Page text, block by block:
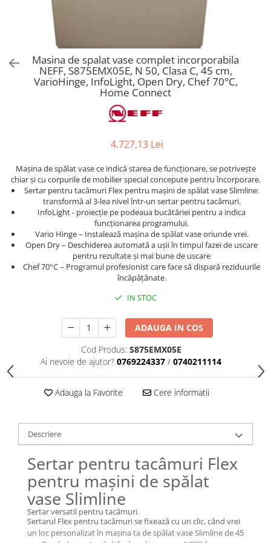
Aspiratoare verticale
Apiratoare cu sac
Aspiratoare fara sac
Ingrijirea rufelor si a vaselor
Masini de spalat vase
Masini de spalat rufe
Masini de spalat rufe cu uscator
Masina de spalat vase complet incorporabila
NEFF, S875EMX05E, N 50, Clasa C, 45 cm,
VarioHinge, InfoLight, Open Dry, Chef 70°C,
Home Connect
4.727,13 Lei
Mașina de spălat vase ce indică starea de funcționare, se potrivește
chiar și cu corpurile de mobilier special concepute pentru încorporare.
Sertar pentru tacâmuri Flex pentru mașini de spălat vase Slimline:
transformă al 3-lea nivel într-un sertar pentru tacâmuri.
InfoLight - proiecție pe podeaua bucătăriei pentru a indica
funcționarea programului.
Vario Hinge – Instalează mașina de spălat vase oriunde vrei.
Open Dry – Deschiderea automată a ușii în timpul fazei de uscare
pentru rezultate și mai bune de uscare
Chef 70°C – Programul profesionist care face să dispară reziduurile
încăpățânate.
IN STOC
ADAUGA IN COS
Cod Produs: S875EMX05E
Ai nevoie de ajutor? 0769224337 / 0740211114
Adauga la Favorite Cere informatii
Descriere
Sertar pentru tacâmuri Flex
pentru mașini de spălat
vase Slimline
Sertar versatil pentru tacâmuri.
Sertarul Flex pentru tacâmuri se fixează cu un clic, când vrei
un loc personalizat în mașina ta de spălat vase Slimline de 45